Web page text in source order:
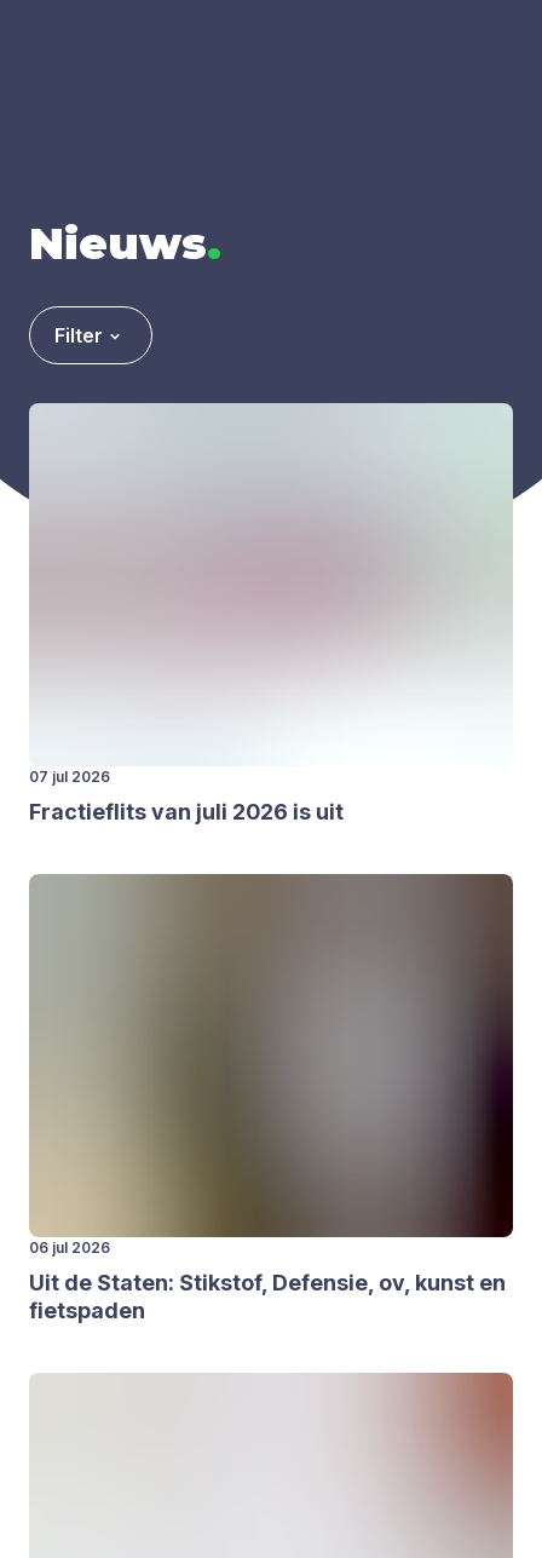
Nieuws.
Filter
07 jul 2026
Frac­tieflits van juli 2026 is uit
06 jul 2026
Uit de Sta­ten: Stik­stof, Defen­sie, ov, kunst en
fiets­pa­den